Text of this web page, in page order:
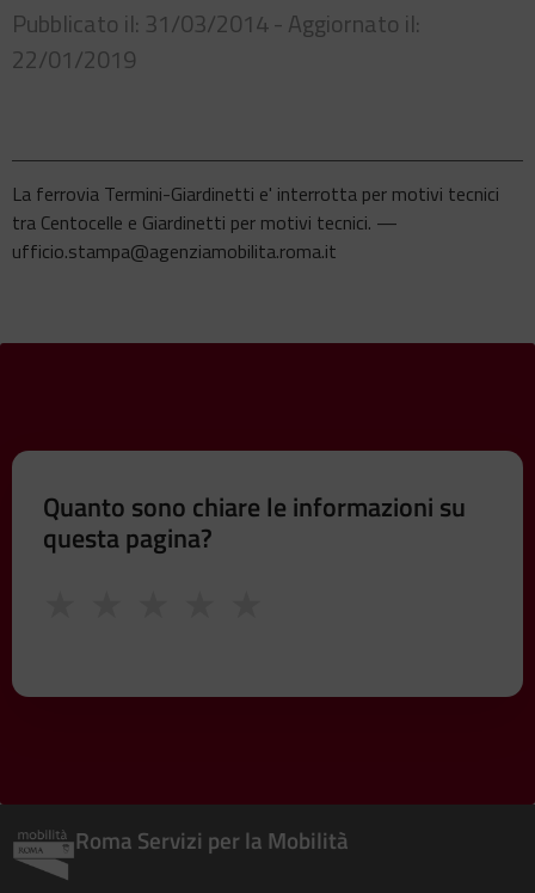
Pubblicato il: 31/03/2014 - Aggiornato il:
22/01/2019
La ferrovia Termini-Giardinetti e' interrotta per motivi tecnici
tra Centocelle e Giardinetti per motivi tecnici. —
ufficio.stampa@agenziamobilita.roma.it
Quanto sono chiare le informazioni su
questa pagina?
Roma Servizi per la Mobilità